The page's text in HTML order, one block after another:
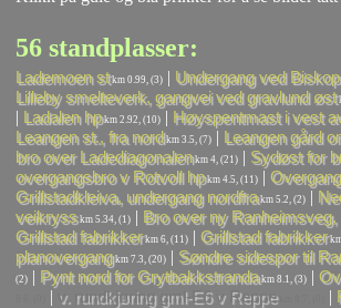
56 standplasser:
Lademoen stkm 0.99, (3) | Undergang ved
Lilleby smelteverk, gangvei ved gravlund øst
| Ladalen hpkm 2.92, (10) | Høyspentmast i vest
Leangen st., fra nord km 3.5, (7) | Leangen gård
bro over Ladediagonalenkm 4, (21) | Sydøst for
overgangsbro v Rotvoll hpkm 4.5, (11) |
Grillstadkleiva, undergang nordfrakm 5.2, (2) |
veikrysskm 5.34, (1) | Bro over ny Ranheimsveg,
Grillstad fabrikkerkm 6, (11) | Grillstad fabrikker
planovergangkm 7.3, (20) | Søndre sidespor til
(2) | Pynt nord for Grytbakkstrandakm 8.1, (3) |
| v. rundkjøring gml-E6 v Reppekm 8.7, (0) |